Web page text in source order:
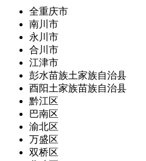
全重庆市
南川市
永川市
合川市
江津市
彭水苗族土家族自治县
酉阳土家族苗族自治县
黔江区
巴南区
渝北区
万盛区
双桥区